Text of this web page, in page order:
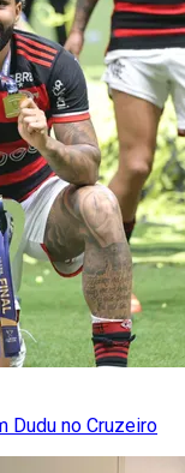
Dudu no Cruzeiro